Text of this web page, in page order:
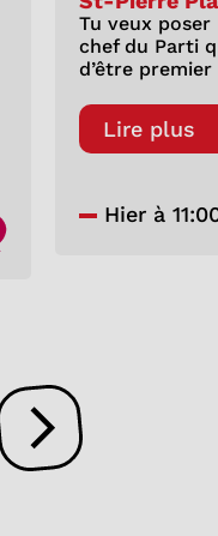
Tu veux
chef du Parti
d’être
Lire plus
Hier à